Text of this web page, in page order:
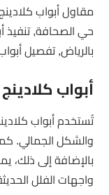
مقاول أبواب
حي الصحافة, تنفيذ
بالرياض, تفصيل
أبواب
تُستخدم أبواب
والشكل الجمالي.
بالإضافة إلى
واجهات الفلل